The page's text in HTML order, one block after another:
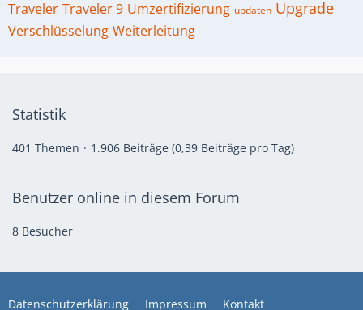
Traveler Traveler 9 Umzertifizierung updaten Upgrade
Verschlüsselung Weiterleitung
Statistik
401 Themen 1.906 Beiträge (0,39 Beiträge pro Tag)
Benutzer online in diesem Forum
8 Besucher
Datenschutzerklärung Impressum Kontakt